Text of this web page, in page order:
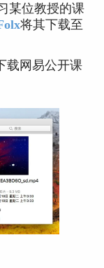
某位教授的课
将其下载至
载网易公开课